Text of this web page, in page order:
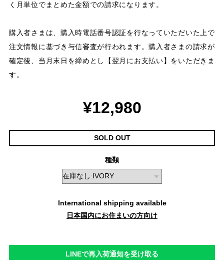
く月単位でまとめた金額での請求になります。
購入者さまは、購入時電話番号認証を行なっていただいた上で
注文情報に基づき与信審査が行われます。購入者さまの請求が
確定後、当月末日を締めとし【翌月にお支払い】をいただきま
す。
¥12,980
SOLD OUT
種類
International shipping available
日本国内にお住まいの方向け
LINEで再入荷通知を受け取る